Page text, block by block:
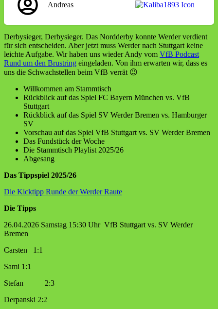
Andreas
Derbysieger, Derbysieger. Das Nordderby konnte Werder verdient
für sich entscheiden. Aber jetzt muss Werder nach Stuttgart keine
leichte Aufgabe. Wir haben uns wieder Andy vom VfB Podcast
Rund um den Brustring eingeladen. Von ihm erwarten wir, dass es
uns die Schwachstellen beim VfB verrät 😉
Willkommen am Stammtisch
Rückblick auf das Spiel FC Bayern München vs. VfB
Stuttgart
Rückblick auf das Spiel SV Werder Bremen vs. Hamburger
SV
Vorschau auf das Spiel VfB Stuttgart vs. SV Werder Bremen
Das Fundstück der Woche
Die Stammtisch Playlist 2025/26
Abgesang
Das Tippspiel 2025/26
Die Kicktipp Runde der Werder Raute
Die Tipps
26.04.2026 Samstag 15:30 Uhr VfB Stuttgart vs. SV Werder
Bremen
Carsten 1:1
Sami 1:1
Stefan 2:3
Derpanski 2:2